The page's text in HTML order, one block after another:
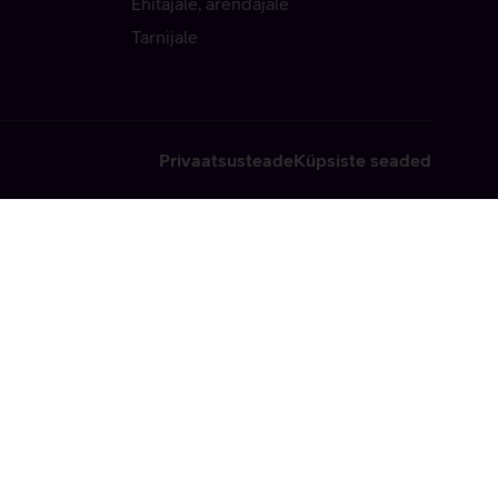
Tarnijale
PrivaatsusteadeKüpsiste seaded